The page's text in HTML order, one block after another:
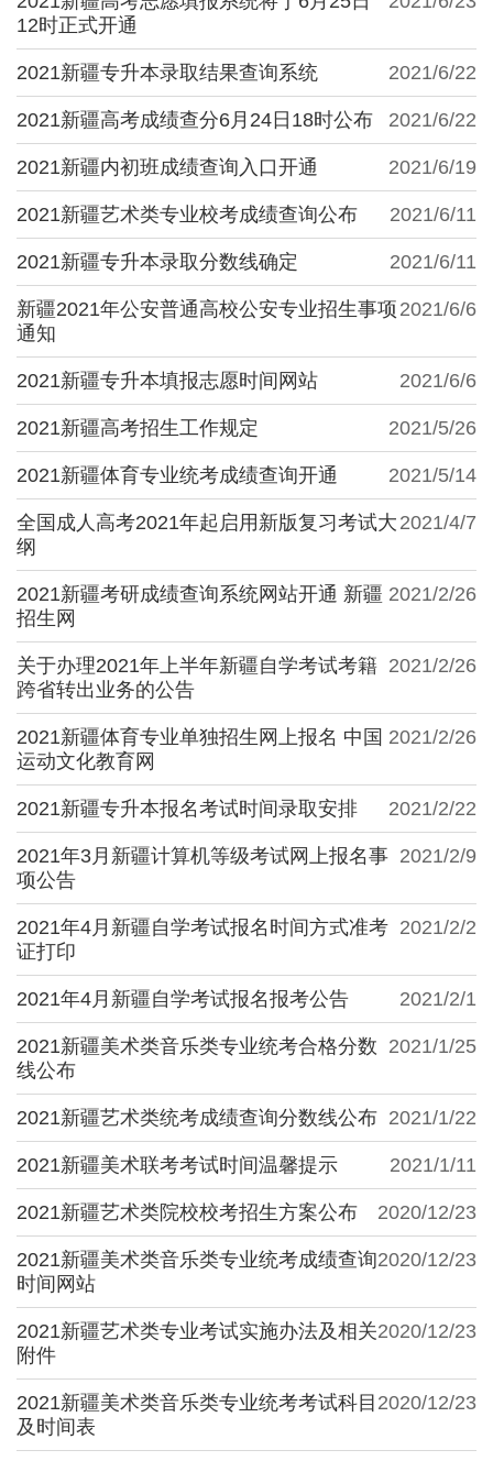
12时正式开通
2021/6/22
2021新疆专升本录取结果查询系统
2021/6/22
2021新疆高考成绩查分6月24日18时公布
2021/6/19
2021新疆内初班成绩查询入口开通
2021/6/11
2021新疆艺术类专业校考成绩查询公布
2021/6/11
2021新疆专升本录取分数线确定
2021/6/6
新疆2021年公安普通高校公安专业招生事项
通知
2021/6/6
2021新疆专升本填报志愿时间网站
2021/5/26
2021新疆高考招生工作规定
2021/5/14
2021新疆体育专业统考成绩查询开通
2021/4/7
全国成人高考2021年起启用新版复习考试大
纲
2021/2/26
2021新疆考研成绩查询系统网站开通 新疆
招生网
2021/2/26
关于办理2021年上半年新疆自学考试考籍
跨省转出业务的公告
2021/2/26
2021新疆体育专业单独招生网上报名 中国
运动文化教育网
2021/2/22
2021新疆专升本报名考试时间录取安排
2021/2/9
2021年3月新疆计算机等级考试网上报名事
项公告
2021/2/2
2021年4月新疆自学考试报名时间方式准考
证打印
2021/2/1
2021年4月新疆自学考试报名报考公告
2021/1/25
2021新疆美术类音乐类专业统考合格分数
线公布
2021/1/22
2021新疆艺术类统考成绩查询分数线公布
2021/1/11
2021新疆美术联考考试时间温馨提示
2020/12/23
2021新疆艺术类院校校考招生方案公布
2020/12/23
2021新疆美术类音乐类专业统考成绩查询
时间网站
2020/12/23
2021新疆艺术类专业考试实施办法及相关
附件
2020/12/23
2021新疆美术类音乐类专业统考考试科目
及时间表